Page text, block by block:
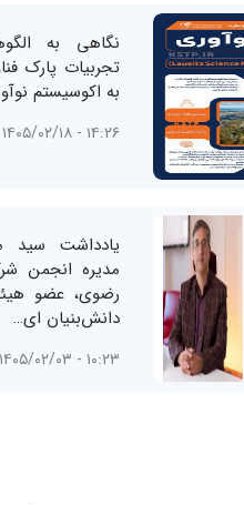
نگاهی به
تجربیات پارک
به اکوسیستم
۱۴:۲۶ - ۱۴۰۵/۰۲/۱۸
یادداشت
مدیره انجمن
رضوی، عضو
دانش‌بنیان ای…
۱۰:۲۳ - ۱۴۰۵/۰۲/۰۳